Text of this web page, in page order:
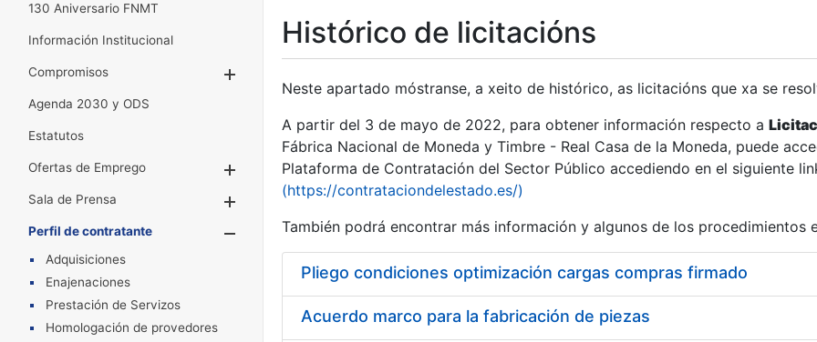
130 Aniversario FNMT
Información Institucional
Compromisos
Agenda 2030 y ODS
Estatutos
Ofertas de Emprego
Mostrar/Ocultar
Sala de Prensa
Mostrar/Ocultar
Perfil de contratante
Mostrar/Ocultar
Adquisiciones
Enajenaciones
Prestación de Servizos
Homologación de provedores
Histórico de licitacións
Neste apartado móstranse, a xeito de histórico, as licitacións que xa se
A partir del 3 de mayo de 2022, para obtener información respecto a
Fábrica Nacional de Moneda y Timbre - Real Casa de la Moneda, puede
Plataforma de Contratación del Sector Público accediendo en el siguiente
(https://contrataciondelestado.es/)
También podrá encontrar más información y algunos de los procedimientos
Pliego condiciones optimización cargas compras firmado
Acuerdo marco para la fabricación de piezas